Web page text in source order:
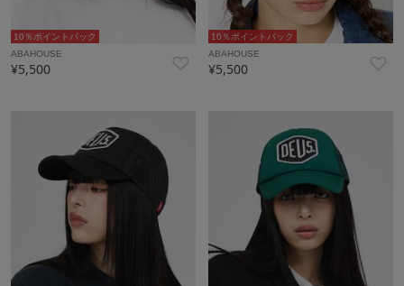
10％ポイントバック
ABAHOUSE
¥5,500
10％ポイントバック
ABAHOUSE
¥5,500